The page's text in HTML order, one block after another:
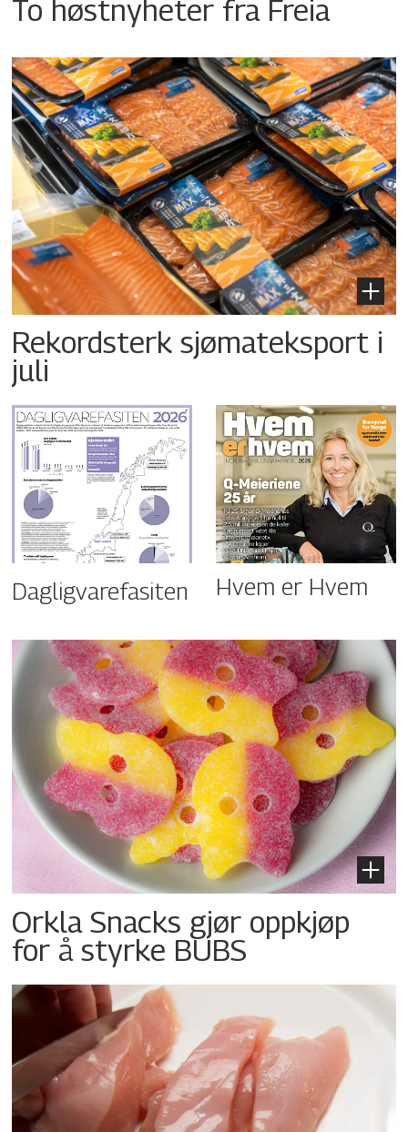
To høstnyheter fra Freia
Rekordsterk sjømateksport i
juli
Dagligvarefasiten Hvem er Hvem
Orkla Snacks gjør oppkjøp
for å styrke BUBS